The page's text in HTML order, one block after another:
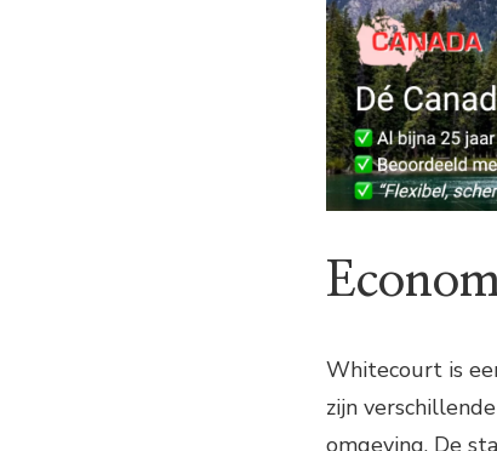
Whitecourt is
zijn